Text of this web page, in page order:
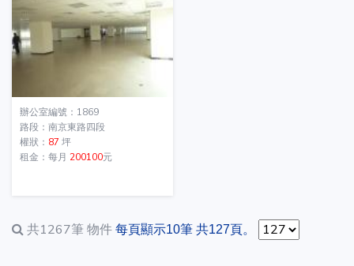
辦公室編號：1869
路段：南京東路四段
權狀： 87 坪
租金：每月 200100元
共1267筆 物件 每頁顯示10筆 共127頁。